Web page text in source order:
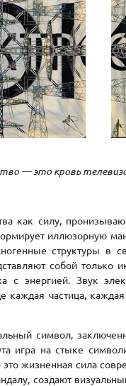
— это кровь
как силу,
иллюзорную
структуры
собой только
энергией. Звук
частица,
символ,
игра на стыке
жизненная сила
создают